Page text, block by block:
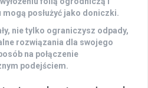
mogą posłużyć jako doniczki.
nie tylko ograniczysz odpady,
rozwiązania dla swojego
na połączenie
podejściem.